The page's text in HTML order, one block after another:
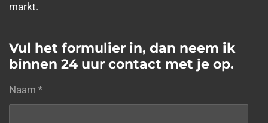
markt.
Vul het formulier in, dan neem ik
binnen 24 uur contact met je op.
Naam *